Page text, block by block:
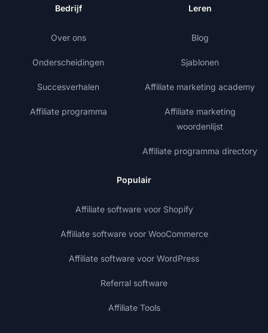
Bedrijf
Over ons
Onderscheidingen
Succesverhalen
Affiliate programma
Leren
Blog
Sjablonen
Affiliate marketing academy
Affiliate marketing
woordenlijst
Affiliate programma directory
Populair
Affiliate software voor Shopify
Affiliate software voor WooCommerce
Affiliate software voor WordPress
Referral software
Affiliate Tools